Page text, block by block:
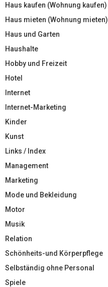
Haus kaufen (Wohnung kaufen)
Haus mieten (Wohnung mieten)
Haus und Garten
Haushalte
Hobby und Freizeit
Hotel
Internet
Internet-Marketing
Kinder
Kunst
Links / Index
Management
Marketing
Mode und Bekleidung
Motor
Musik
Relation
Schönheits-und Körperpflege
Selbständig ohne Personal
Spiele